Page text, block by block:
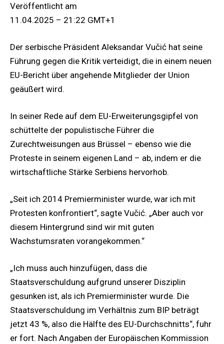
Veröffentlicht am
11.04.2025 – 21:22 GMT+1
Der serbische Präsident Aleksandar Vučić hat seine
Führung gegen die Kritik verteidigt, die in einem neuen
EU-Bericht über angehende Mitglieder der Union
geäußert wird.
In seiner Rede auf dem EU-Erweiterungsgipfel von
schüttelte der populistische Führer die
Zurechtweisungen aus Brüssel – ebenso wie die
Proteste in seinem eigenen Land – ab, indem er die
wirtschaftliche Stärke Serbiens hervorhob.
„Seit ich 2014 Premierminister wurde, war ich mit
Protesten konfrontiert“, sagte Vučić. „Aber auch vor
diesem Hintergrund sind wir mit guten
Wachstumsraten vorangekommen.“
„Ich muss auch hinzufügen, dass die
Staatsverschuldung aufgrund unserer Disziplin
gesunken ist, als ich Premierminister wurde. Die
Staatsverschuldung im Verhältnis zum BIP beträgt
jetzt 43 %, also die Hälfte des EU-Durchschnitts“, fuhr
er fort. Nach Angaben der Europäischen Kommission